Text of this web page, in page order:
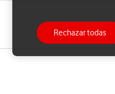
Puedes enviar y
Rechazar todas